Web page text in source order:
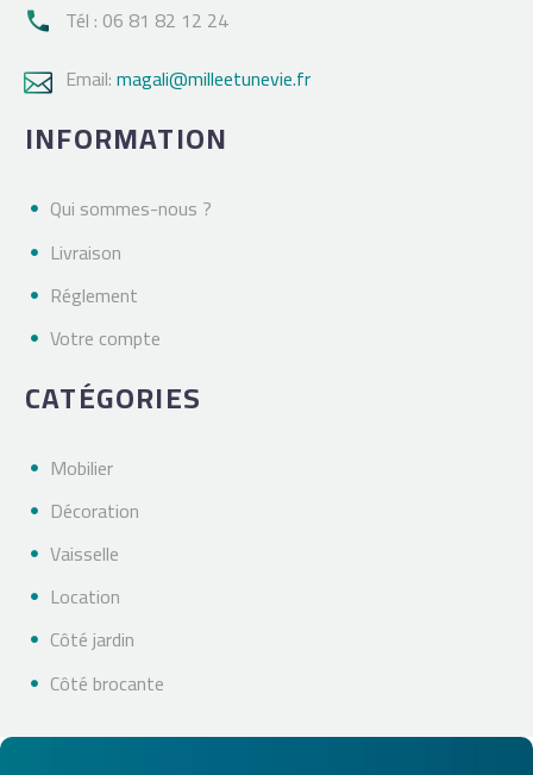
 Tél : 06 81 82 12 24
 Email:magali@milleetunevie.fr
INFORMATION
Qui sommes-nous ?
Livraison
Réglement
Votre compte
CATÉGORIES
Mobilier
Décoration
Vaisselle
Location
Côté jardin
Côté brocante